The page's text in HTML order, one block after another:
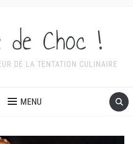
de Choc !
DE LA TENTATION CULINAIRE
MENU